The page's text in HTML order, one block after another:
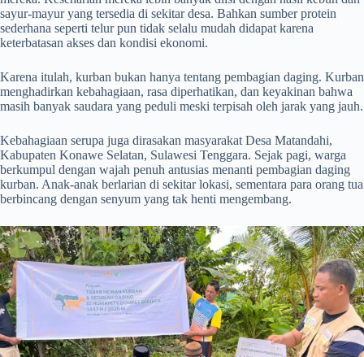
sayur-mayur yang tersedia di sekitar desa. Bahkan sumber protein
sederhana seperti telur pun tidak selalu mudah didapat karena
keterbatasan akses dan kondisi ekonomi.
Karena itulah, kurban bukan hanya tentang pembagian daging. Kurban
menghadirkan kebahagiaan, rasa diperhatikan, dan keyakinan bahwa
masih banyak saudara yang peduli meski terpisah oleh jarak yang jauh.
Kebahagiaan serupa juga dirasakan masyarakat Desa Matandahi,
Kabupaten Konawe Selatan, Sulawesi Tenggara. Sejak pagi, warga
berkumpul dengan wajah penuh antusias menanti pembagian daging
kurban. Anak-anak berlarian di sekitar lokasi, sementara para orang tua
berbincang dengan senyum yang tak henti mengembang.